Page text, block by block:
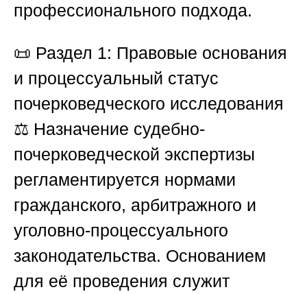
профессионального подхода.
📜 Раздел 1: Правовые основания
и процессуальный статус
почерковедческого исследования
⚖️ Назначение судебно-
почерковедческой экспертизы
регламентируется нормами
гражданского, арбитражного и
уголовно-процессуального
законодательства. Основанием
для её проведения служит